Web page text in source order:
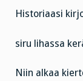
Historiaasi
siru lihassa
Niin alkaa